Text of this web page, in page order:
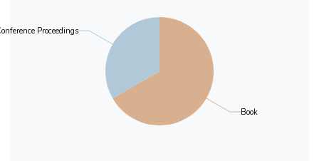
Book
Proceedings